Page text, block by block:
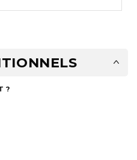
?